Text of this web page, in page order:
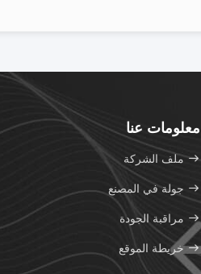
معلومات عنا
ملف الشركة
جولة في المصنع
مراقبة الجودة
خريطة الموقع